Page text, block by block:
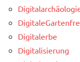
Digitalerbe
Digitalisierung